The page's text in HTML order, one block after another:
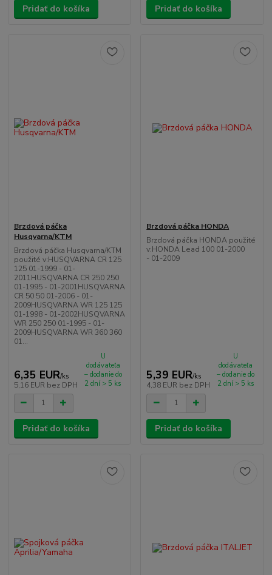
Pridať do košíka Pridať do košíka
Brzdová páčka
Husqvarna/KTM
Brzdová páčka Husqvarna/KTM
použité v:HUSQVARNA CR 125
125 01-1999 - 01-
2011HUSQVARNA CR 250 250
01-1995 - 01-2001HUSQVARNA
CR 50 50 01-2006 - 01-
2009HUSQVARNA WR 125 125
01-1998 - 01-2002HUSQVARNA
WR 250 250 01-1995 - 01-
2009HUSQVARNA WR 360 360
01...
6,35 EUR/ks
5,16 EUR bez DPH
U
dodávateľa
– dodanie do
2 dní > 5 ks
Pridať do košíka
Brzdová páčka HONDA
Brzdová páčka HONDA použité
v:HONDA Lead 100 01-2000
- 01-2009
5,39 EUR/ks
4,38 EUR bez DPH
U
dodávateľa
– dodanie do
2 dní > 5 ks
Pridať do košíka